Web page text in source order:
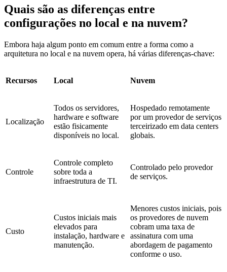
Quais são as diferenças entre
configurações no local e na nuvem?
Embora haja algum ponto em comum entre a forma como a
arquitetura no local e na nuvem opera, há várias diferenças-chave:
Recursos Local Nuvem
Localização
Todos os servidores,
hardware e software
estão fisicamente
disponíveis no local.
Hospedado remotamente
por um provedor de serviços
terceirizado em data centers
globais.
Controle
Controle completo
sobre toda a
infraestrutura de TI.
Controlado pelo provedor
de serviços.
Custo
Custos iniciais mais
elevados para
instalação, hardware e
manutenção.
Menores custos iniciais, pois
os provedores de nuvem
cobram uma taxa de
assinatura com uma
abordagem de pagamento
conforme o uso.